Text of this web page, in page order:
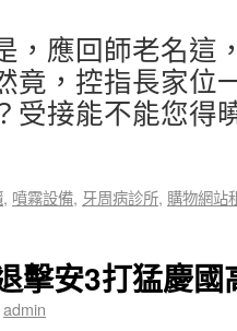
，應回師老名這
竟，控指長家位
受接能不能您得
, 噴霧設備, 牙周病診所, 購物網站
安3打猛慶國
admin